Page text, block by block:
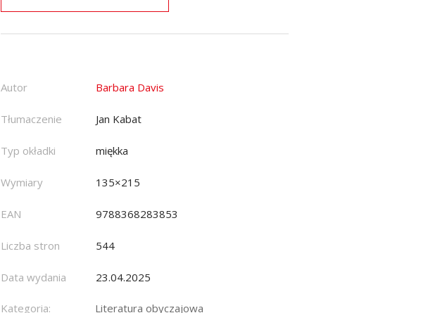
Autor Barbara Davis
Tłumaczenie Jan Kabat
Typ okładki miękka
Wymiary 135×215
EAN 9788368283853
Liczba stron 544
Data wydania 23.04.2025
Kategoria: Literatura obyczajowa